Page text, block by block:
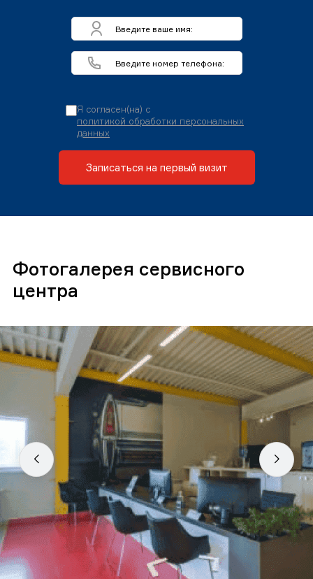
Я согласен(на) с
политикой обработки персональных
данных
Записаться на первый визит
Фотогалерея сервисного
центра